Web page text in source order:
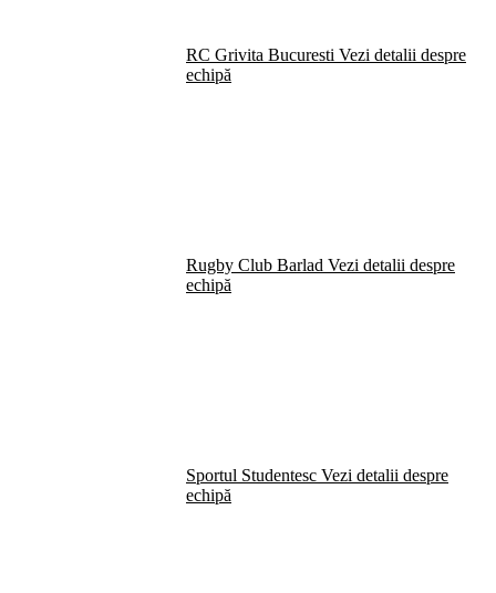
RC Grivita Bucuresti Vezi detalii despre
echipă
Rugby Club Barlad Vezi detalii despre
echipă
Sportul Studentesc Vezi detalii despre
echipă